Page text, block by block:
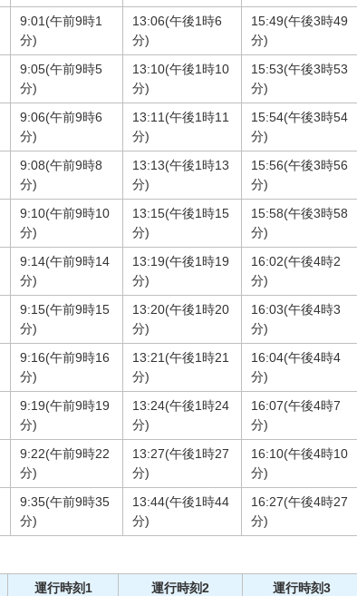
9:01(午前9時1
分)
13:06(午後1時6
分)
15:49(午後3時49
分)
9:05(午前9時5
分)
13:10(午後1時10
分)
15:53(午後3時53
分)
9:06(午前9時6
分)
13:11(午後1時11
分)
15:54(午後3時54
分)
9:08(午前9時8
分)
13:13(午後1時13
分)
15:56(午後3時56
分)
9:10(午前9時10
分)
13:15(午後1時15
分)
15:58(午後3時58
分)
9:14(午前9時14
分)
13:19(午後1時19
分)
16:02(午後4時2
分)
9:15(午前9時15
分)
13:20(午後1時20
分)
16:03(午後4時3
分)
9:16(午前9時16
分)
13:21(午後1時21
分)
16:04(午後4時4
分)
9:19(午前9時19
分)
13:24(午後1時24
分)
16:07(午後4時7
分)
9:22(午前9時22
分)
13:27(午後1時27
分)
16:10(午後4時10
分)
9:35(午前9時35
分)
13:44(午後1時44
分)
16:27(午後4時27
分)
運行時刻1 運行時刻2 運行時刻3